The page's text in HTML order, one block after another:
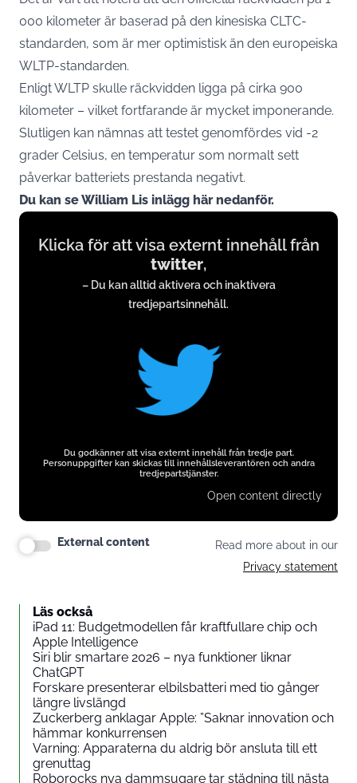
000 kilometer är baserad på den kinesiska CLTC-
standarden, som är mer optimistisk än den europeiska
WLTP-standarden.
Enligt WLTP skulle räckvidden ligga på cirka 900
kilometer – vilket fortfarande är mycket imponerande.
Slutligen kan nämnas att testet genomfördes vid -2
grader Celsius, en temperatur som normalt sett
påverkar batteriets prestanda negativt.
Du kan se William Lis inlägg här nedanför.
Display
content
twitter.com
Klicka för att visa externt innehåll från
twitter,
– Du kan alltid aktivera och inaktivera
tredjepartsinnehåll.
Du godkänner att visa externt innehåll från tredje part.
Personuppgifter kan skickas till innehållsleverantören och andra
tredjepartstjänster.
Open content directly
External content
Read more about in our
Privacy statement
Läs också
iPad 11: Budgetmodellen får kraftfullare chip och
Apple Intelligence
Siri blir smartare 2026 – nya funktioner liknar
ChatGPT
Forskare presenterar elbilsbatteri med tio gånger
längre livslängd
Zuckerberg anklagar Apple: ”Saknar innovation och
hämmar konkurrensen
Varning: Apparaterna du aldrig bör ansluta till ett
grenuttag
Roborocks nya dammsugare tar städning till nästa